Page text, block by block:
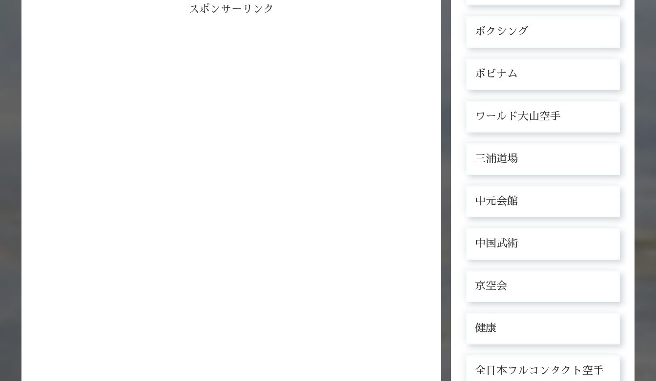
スポンサーリンク
ボクシング
ボビナム
ワールド大山空手
三浦道場
中元会館
中国武術
京空会
健康
全日本フルコンタクト空手